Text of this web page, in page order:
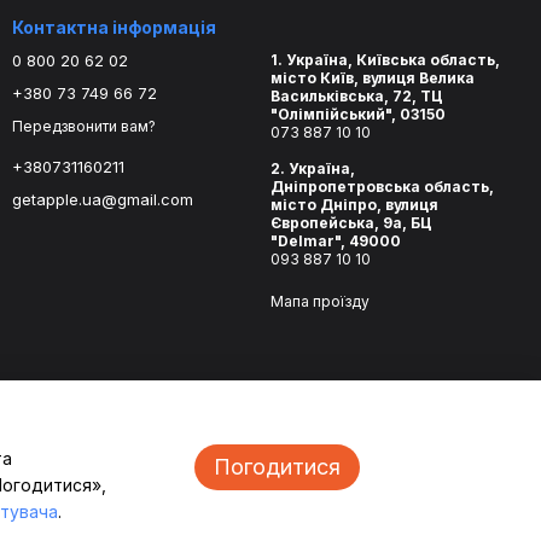
Контактна інформація
0 800 20 62 02
+380 73 749 66 72
Передзвонити вам?
+380731160211
getapple.ua@gmail.com
1. Україна, Київська область,
місто Київ, вулиця Велика
Васильківська, 72, ТЦ
"Олімпійський", 03150
073 887 10 10
2. Україна,
Дніпропетровська область,
місто Дніпро, вулиця
Європейська, 9а, БЦ
"Delmar", 49000
093 887 10 10
Мапа проїзду
.
Погодитися